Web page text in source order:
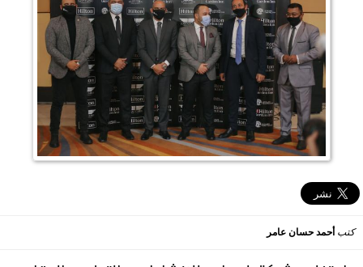
كتبأحمد حسان عامر